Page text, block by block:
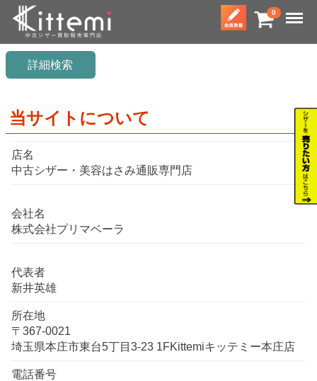
0 Menu
詳細検索
当サイトについて
店名
中古シザー・美容はさみ通販専門店
会社名
株式会社プリマベーラ
代表者
新井英雄
所在地
〒367-0021
埼玉県本庄市東台5丁目3-23 1FKittemiキッテミー本庄店
電話番号